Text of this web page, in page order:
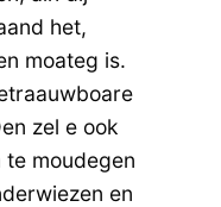
het,
moateg is.
zel e ook
te moudegen
en